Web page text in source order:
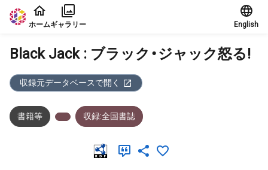
本文に飛ぶ
ホームギャラリー English
Black Jack : ブラック・ジャック怒る!
収録元データベースで開く
書籍等 収録:全国書誌